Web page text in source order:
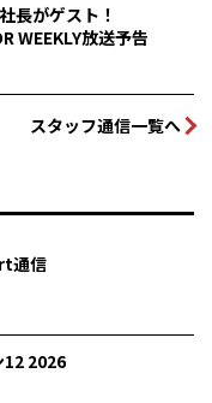
長がゲスト！
WEEKLY放送予告
スタッフ通信一覧へ
通信
12 2026